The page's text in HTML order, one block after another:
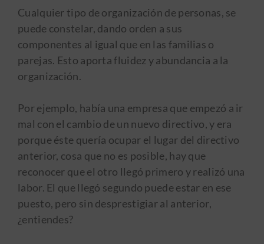
Cualquier tipo de organización de personas, se
puede constelar, dando orden a sus
componentes al igual que en las familias o
parejas. Esto aporta fluidez y abundancia a la
organización.
Por ejemplo, había una empresa que empezó a ir
mal con el cambio de un nuevo directivo, y era
porque éste quería ocupar el lugar del directivo
anterior, cosa que no es posible, hay que
reconocer que el otro llegó primero y realizó una
labor. El que llegó segundo puede estar en ese
puesto, pero sin desprestigiar al anterior,
¿entiendes?